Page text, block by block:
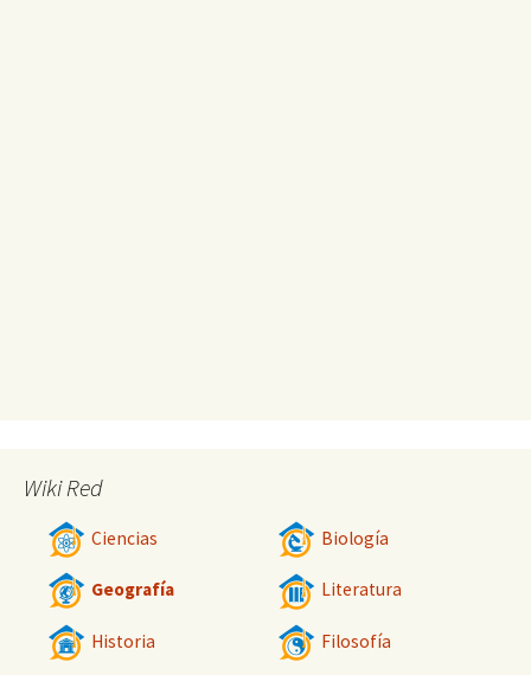
Wiki Red
Ciencias Biología
Geografía Literatura
Historia Filosofía